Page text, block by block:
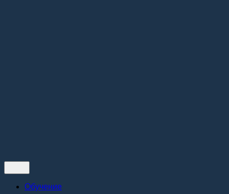
Обучение